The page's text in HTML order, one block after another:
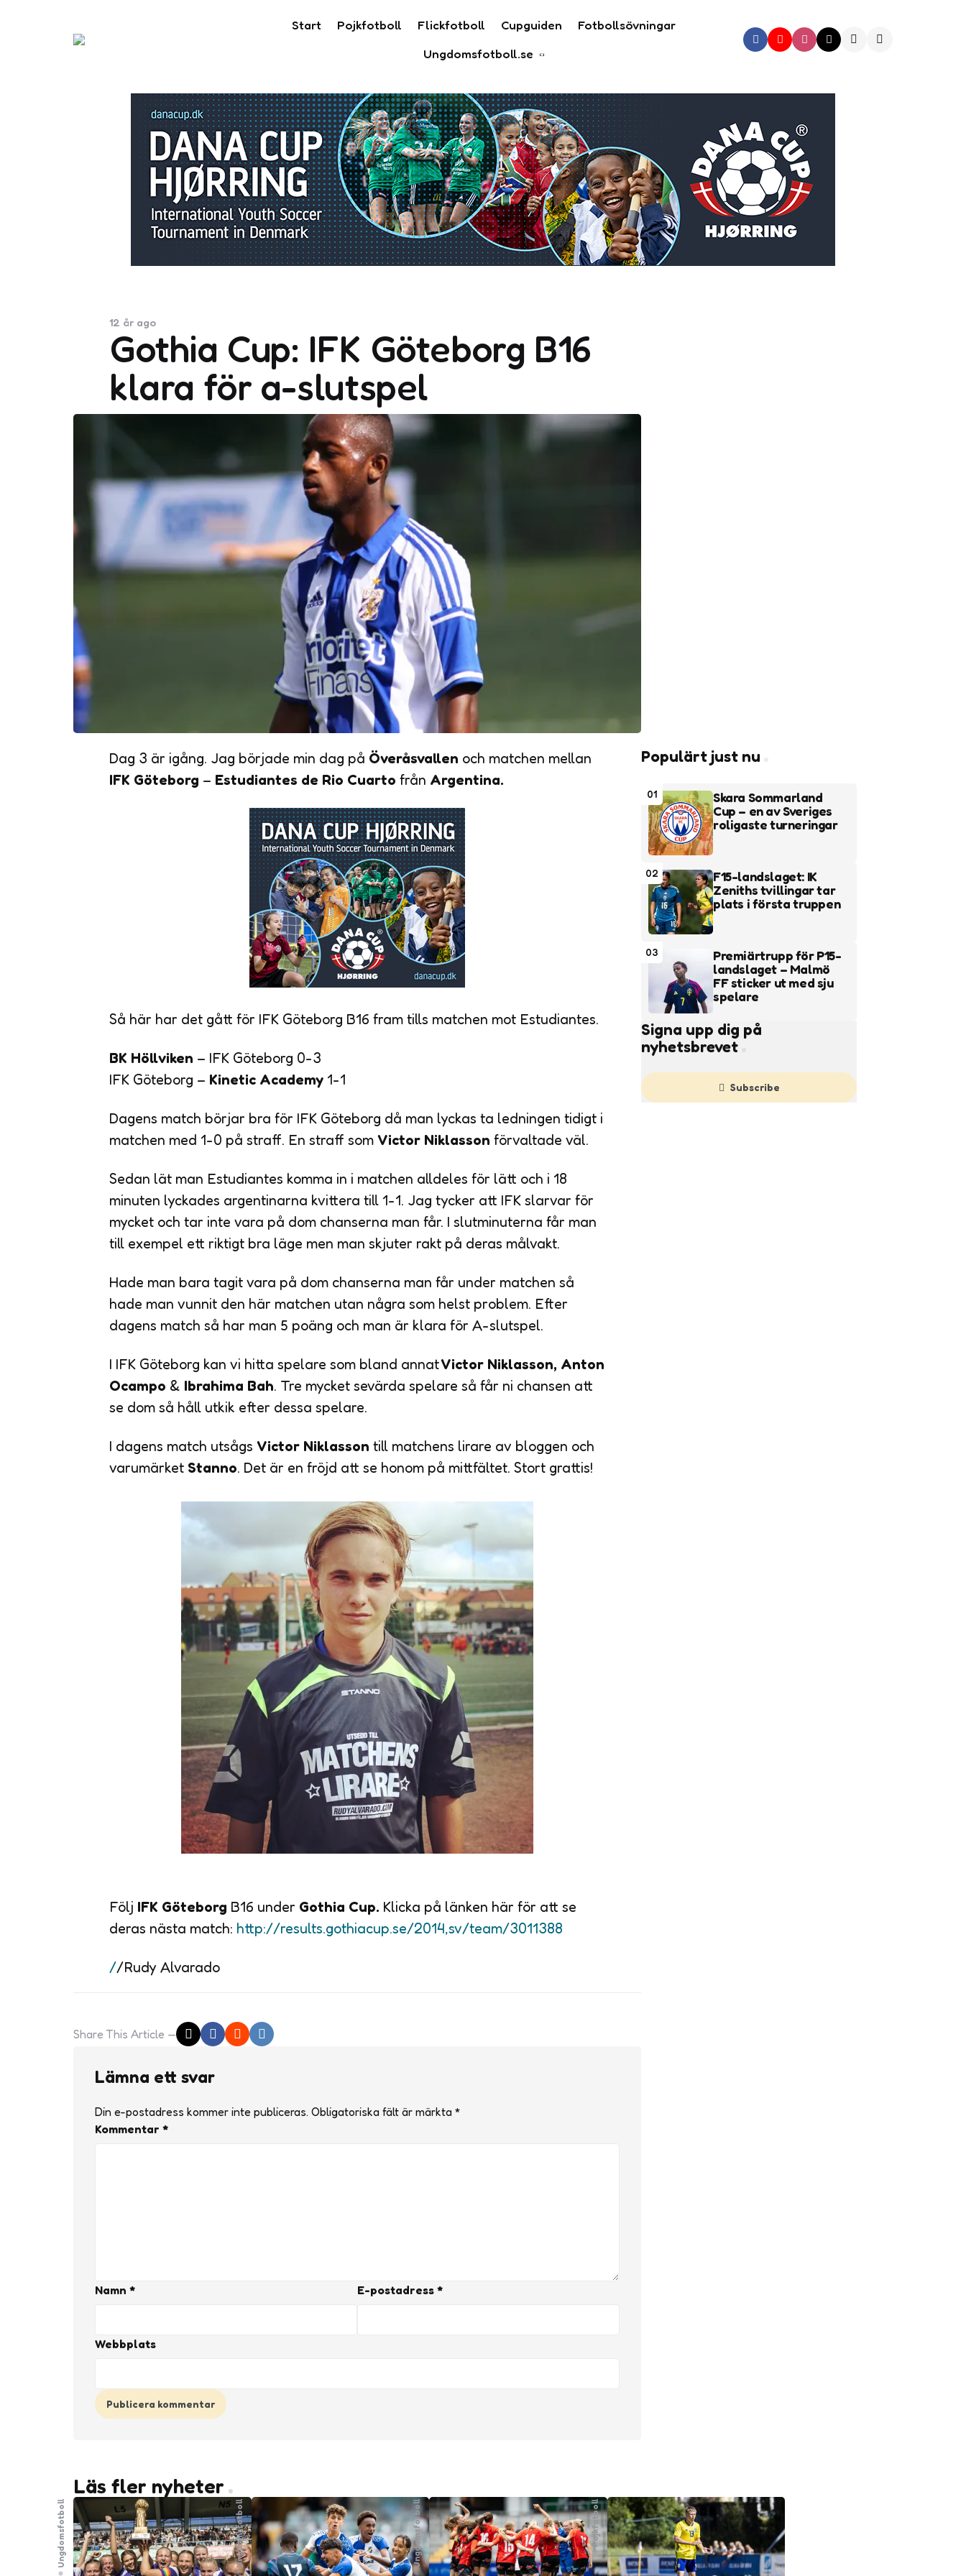
Start Pojkfotboll Flickfotboll Cupguiden
Fotbollsövningar
Ungdomsfotboll.se
Gothia Cup: IFK Göteborg B16
klara för a-slutspel
12 år ago
Dag 3 är igång. Jag började min dag på Överåsvallen och matchen mellan
IFK Göteborg – Estudiantes de Rio Cuarto från Argentina.
Så här har det gått för IFK Göteborg B16 fram tills matchen mot Estudiantes.
BK Höllviken – IFK Göteborg 0-3
IFK Göteborg – Kinetic Academy 1-1
Dagens match börjar bra för IFK Göteborg då man lyckas ta ledningen tidigt i
matchen med 1-0 på straff. En straff som Victor Niklasson förvaltade väl.
Sedan lät man Estudiantes komma in i matchen alldeles för lätt och i 18
minuten lyckades argentinarna kvittera till 1-1. Jag tycker att IFK slarvar för
mycket och tar inte vara på dom chanserna man får. I slutminuterna får man
till exempel ett riktigt bra läge men man skjuter rakt på deras målvakt.
Hade man bara tagit vara på dom chanserna man får under matchen så
hade man vunnit den här matchen utan några som helst problem. Efter
dagens match så har man 5 poäng och man är klara för A-slutspel.
I IFK Göteborg kan vi hitta spelare som bland annatVictor Niklasson, Anton
Ocampo & Ibrahima Bah. Tre mycket sevärda spelare så får ni chansen att
se dom så håll utkik efter dessa spelare.
I dagens match utsågs Victor Niklasson till matchens lirare av bloggen och
varumärket Stanno. Det är en fröjd att se honom på mittfältet. Stort grattis!
Följ IFK Göteborg B16 under Gothia Cup. Klicka på länken här för att se
deras nästa match: http://results.gothiacup.se/2014,sv/team/3011388
//Rudy Alvarado
Share This Article
Lämna ett svar
Din e-postadress kommer inte publiceras. Obligatoriska fält är märkta *
Kommentar *
Namn * E-postadress *
Webbplats
Populärt just nu
01
Skara Sommarland
Cup – en av Sveriges
roligaste turneringar
02
F15-landslaget: IK
Zeniths tvillingar tar
plats i första truppen
03
Premiärtrupp för P15-
landslaget – Malmö
FF sticker ut med sju
spelare
Signa upp dig på
nyhetsbrevet
Subscribe
Läs fler nyheter
Ungdomsfotboll Ungdomsfotboll Ungdomsfotboll Pojkfotboll